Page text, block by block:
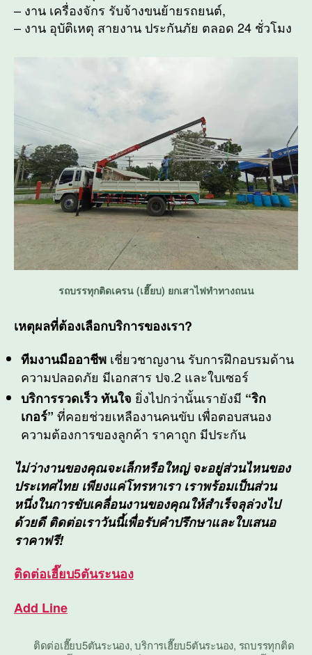
– งาน เครื่องจักร รับจ้างขนย้ายรถยนต์,
– งาน อุบัติเหตุ สายงาน ประกันภัย ตลอด 24 ชั่วโมง
รถบรรทุกติดเครน (เฮี๊ยบ) ยกเสาไฟทำทางถนน
เหตุผลที่ต้องเลือกบริการของเรา?
ทีมงานมืออาชีพ เชี่ยวชาญงาน รับการฝึกอบรมด้าน
ความปลอดภัย มีเอกสาร ปจ.2 และใบเซอร์
บริการรวดเร็ว ทันใจ ยิ่งไปกว่านั้นเรายังมี “ริก
เกอร์” ที่คอยช่วยเหลืองานคนขับ เพื่อตอบสนอง
ความต้องการของลูกค้า ราคาถูก มีประกัน
ไม่ว่างานของคุณจะเล็กหรือใหญ่ จะอยู่ส่วนไหนของ
ประเทศไทย เพียงแค่โทรหาเรา เราพร้อมเป็นส่วน
หนึ่งในการขับเคลื่อนงานของคุณให้สำเร็จลุล่วงไป
ด้วยดี ติดต่อเราวันนี้เพื่อรับคำปรึกษาและใบเสนอ
ราคาฟรี!
ติดต่อเฮี๊ยบ5ตันระนอง
Add Line
ติดต่อเฮี๊ยบ5ตันระนอง,บริการเฮี๊ยบ5ตันระนอง, รถบรรทุกติด